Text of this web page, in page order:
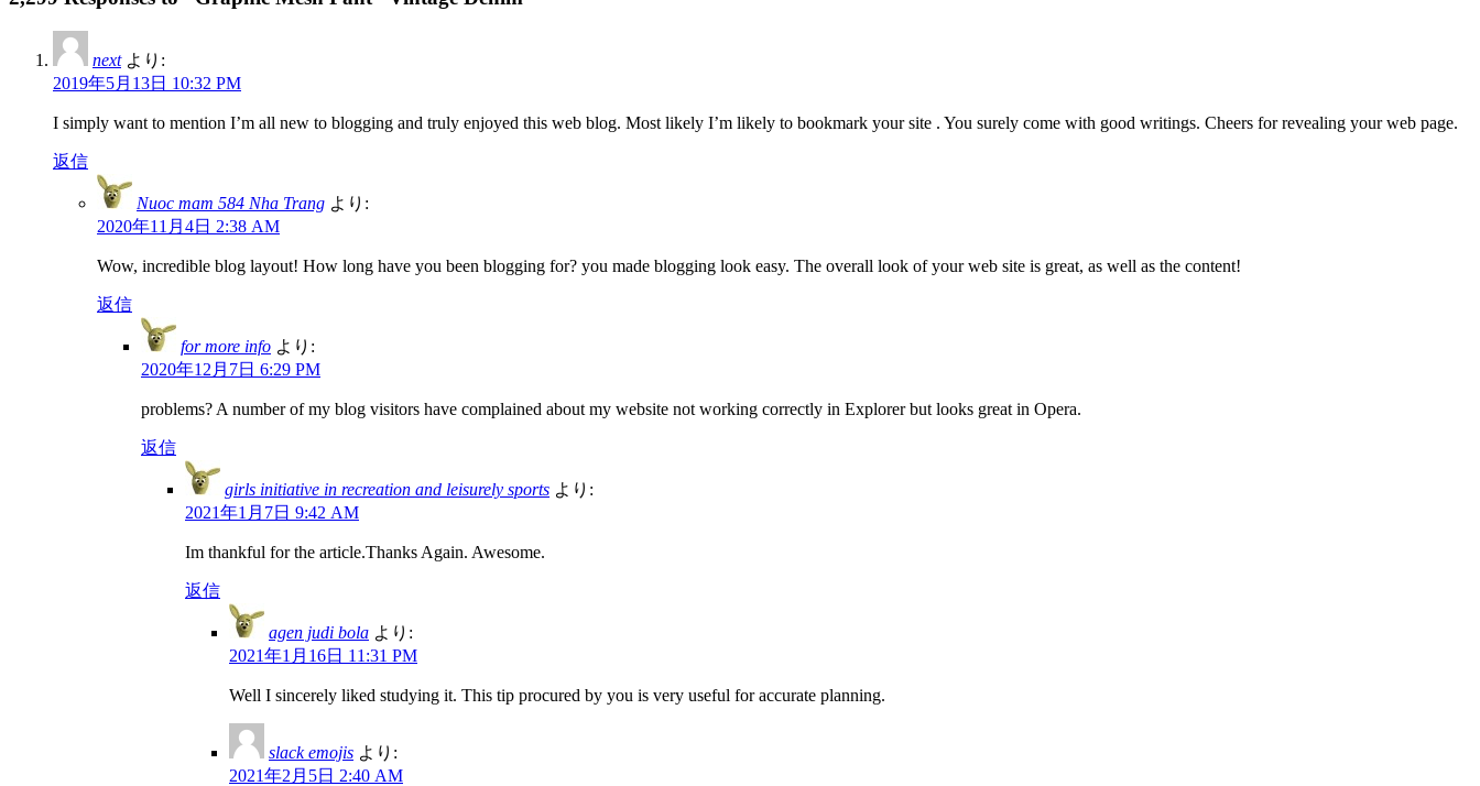
next より:
2019年5月13日 10:32 PM
I simply want to mention I’m all new to blogging and truly enjoyed this web blog. Most likely I’m likely to bookmark your site . You surely come with good writings. Cheers for revealing your web page.
返信
Nuoc mam 584 Nha Trang より:
2020年11月4日 2:38 AM
Wow, incredible blog layout! How long have you been blogging for? you made blogging look easy. The overall look of your web site is great, as well as the content!
返信
for more info より:
2020年12月7日 6:29 PM
problems? A number of my blog visitors have complained about my website not working correctly in Explorer but looks great in Opera.
返信
girls initiative in recreation and leisurely sports より:
2021年1月7日 9:42 AM
Im thankful for the article.Thanks Again. Awesome.
返信
agen judi bola より:
2021年1月16日 11:31 PM
Well I sincerely liked studying it. This tip procured by you is very useful for accurate planning.
slack emojis より:
2021年2月5日 2:40 AM